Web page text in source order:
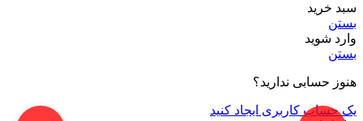
سبد خرید
بستن
وارد شوید
بستن
هنوز حسابی ندارید؟
یک حساب کاربری ایجاد کنید